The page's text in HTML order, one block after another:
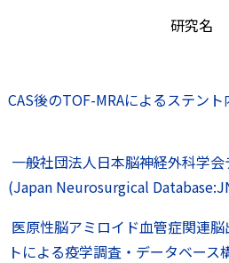
研究名
CAS後のTOF-MRAによるステン
一般社団法人日本脳神経外科学
(Japan Neurosurgical
医原性脳アミロイド血管症関連
トによる疫学調査・データベース